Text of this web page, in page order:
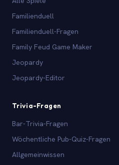
Familienduell
Familienduell-Fragen
Family Feud Game Maker
Jeopardy
Jeopardy-Editor
Trivia-Fragen
Bar-Trivia-Fragen
Wöchentliche Pub-Quiz-Fragen
Allgemeinwissen